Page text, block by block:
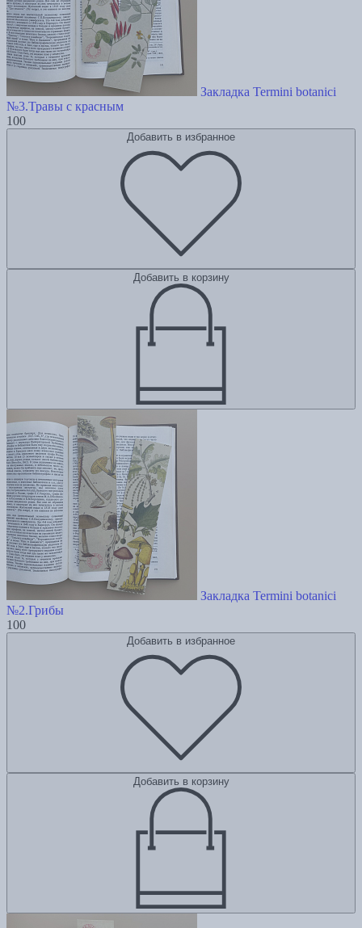
Закладка Termini botanici
№3.Травы с красным
100
Добавить в избранное
Добавить в корзину
Закладка Termini botanici
№2.Грибы
100
Добавить в избранное
Добавить в корзину